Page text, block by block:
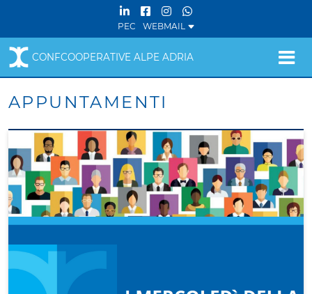
PEC WEBMAIL
CONFCOOPERATIVE ALPE ADRIA
APPUNTAMENTI